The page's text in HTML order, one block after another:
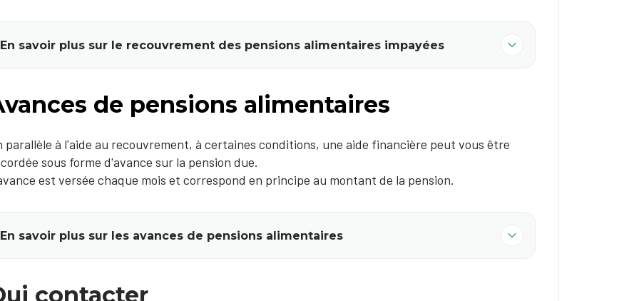
En savoir plus sur le recouvrement des pensions alimentaires impayées
de pensions alimentaires
parallèle à l'aide au recouvrement, à certaines conditions, une aide financière peut vous être
sous forme d'avance sur la pension due.
est versée chaque mois et correspond en principe au montant de la pension.
En savoir plus sur les avances de pensions alimentaires
contacter